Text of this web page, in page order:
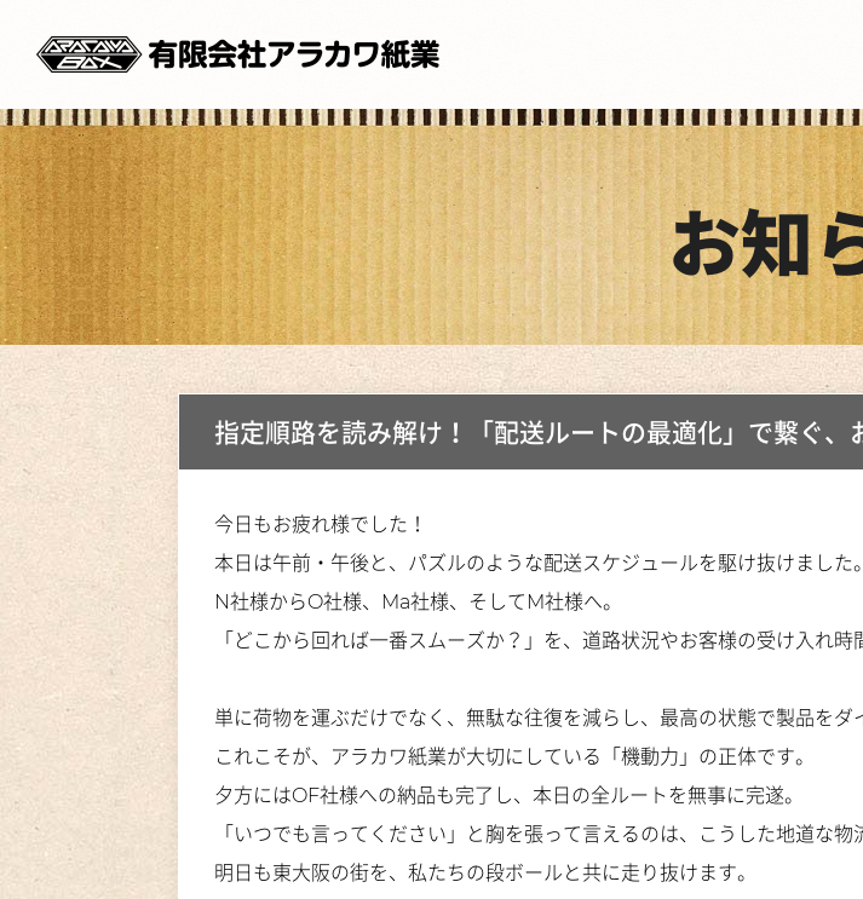
お知
指定順路を読み解け！「配送ルートの最適化」で繋ぐ、
今日もお疲れ様でした！
本日は午前・午後と、パズルのような配送スケジュールを駆け抜けました。
N社様からO社様、Ma社様、そしてM社様へ。
「どこから回れば一番スムーズか？」を、道路状況やお客様の受け入れ時
単に荷物を運ぶだけでなく、無駄な往復を減らし、最高の状態で製品をダ
これこそが、アラカワ紙業が大切にしている「 機動力 」の正体です。
夕方にはOF社様への納品も完了し、本日の全ルートを無事に完遂。
「いつでも言ってください」と胸を張って言えるのは、こうした地道な
明日も東大阪の街を、私たちの段ボールと共に走り抜けます。